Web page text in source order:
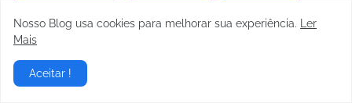
atratividade consciente
Atrito estático
Nosso Blog usa cookies para melhorar sua experiência.
Ler
Mais
Aceitar !